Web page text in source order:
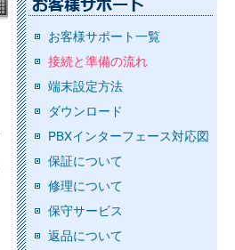
お客様サポート一覧
接続と準備の流れ
端末設定方法
ダウンロード
PBXインターフェース対応図
保証について
修理について
保守サービス
返品について